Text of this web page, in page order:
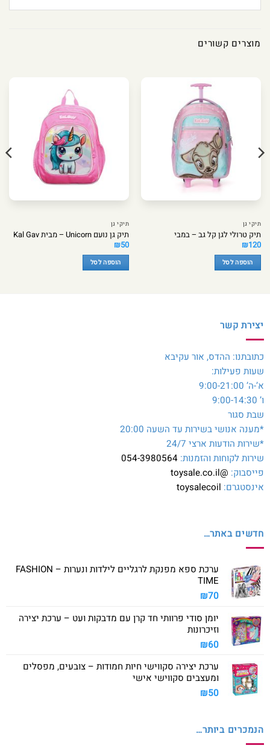
מוצרים קשורים
תיקי גן
תיק טרולי לגן קל גב – במבי
₪120
הוספה לסל
תיקי גן
תיק גן נועם Unicorn – מבית Kal Gav
₪50
הוספה לסל
יצירת קשר
כתובתנו: ההדס, אור עקיבא
שעות פעילות:
א’-ה’ 9:00-21:00
ו’ 9:00-14:30
שבת סגור
*מענה אנושי בשירות עד השעה 20:00
*שירות הודעות ארצי 24/7
שירות לקוחות והזמנות: 054-3980564
פייסבוק: @toysale.co.il
אינסטגרם: toysalecoil
חדשים באתר…
ערכת ספא מפנקת לרגליים לילדות ונערות – FASHION
TIME
₪70
יומן סודי פרוותי חד קרן עם מדבקות ועט – ערכת יצירה
וזיכרונות
₪60
ערכת יצירה סקווישי חיות חמודות – צובעים, מפסלים
ומעצבים סקווישי אישי
₪50
הנמכרים ביותר…